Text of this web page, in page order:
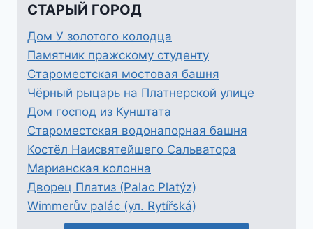
СТАРЫЙ ГОРОД
Дом У золотого колодца
Памятник пражскому студенту
Староместская мостовая башня
Чёрный рыцарь на Платнерской улице
Дом господ из Кунштата
Староместская водонапорная башня
Костёл Наисвятейшего Сальватора
Марианская колонна
Дворец Платиз (Palac Platýz)
Wimmerův palác (ул. Rytířská)